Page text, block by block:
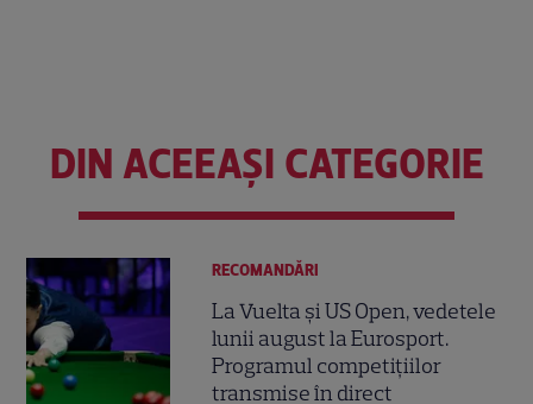
DIN ACEEAȘI CATEGORIE
RECOMANDĂRI
La Vuelta și US Open, vedetele
lunii august la Eurosport.
Programul competițiilor
transmise în direct